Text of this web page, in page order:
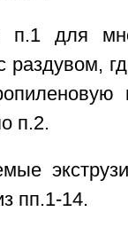
для
раздувом,
п.2.
пп.1-14.